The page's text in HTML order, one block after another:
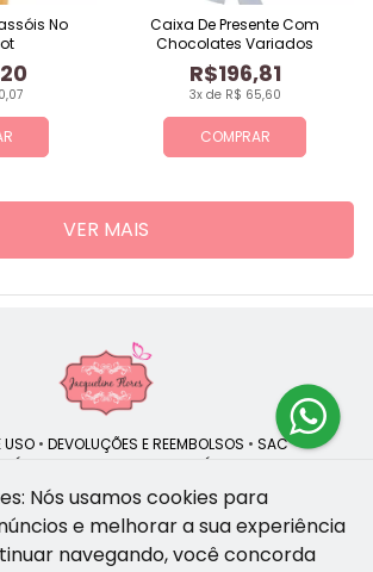
No
COMPRAR
3x de R$ 65,60
R$196,81
Caixa De Presente Com
Chocolates Variados
VER MAIS
USO • DEVOLUÇÕES E REEMBOLSOS • SAC
POLÍTICA DE PRIVACIDADE POLÍTICA DE COOKIES
Flores | CNPJ: 47.335.418/0001-13
Nós usamos cookies para
e melhorar a sua experiência
navegando, você concorda